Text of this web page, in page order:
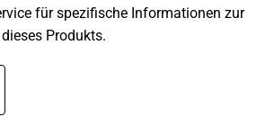
für spezifische Informationen zur
Produkts.